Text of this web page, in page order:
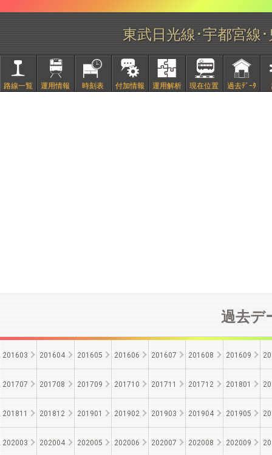
東武日光線･宇都宮線
路線一覧 運用情報 時刻表 付加情報 運用解析 現在位置 過去ﾃﾞｰﾀ
過去デ
201603 201604 201605 201606 201607 201608 201609
201707 201708 201709 201710 201711 201712 201801
201811 201812 201901 201902 201903 201904 201905
202003 202004 202005 202006 202007 202008 202009